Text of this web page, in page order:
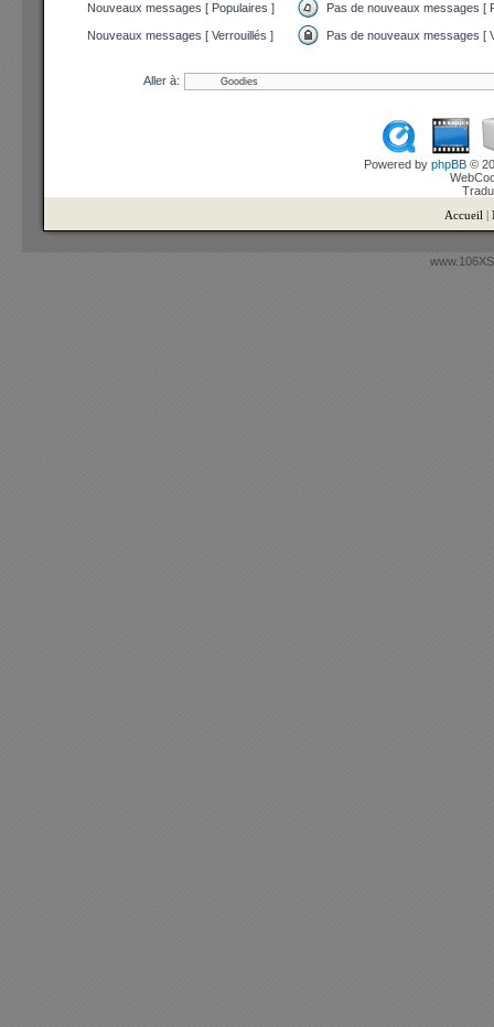
Nouveaux messages [ Populaires ] Pas de nouveaux messages [
Nouveaux messages [ Verrouillés ] Pas de nouveaux messages [
Aller à:
Powered by phpBB ©
Accueil |